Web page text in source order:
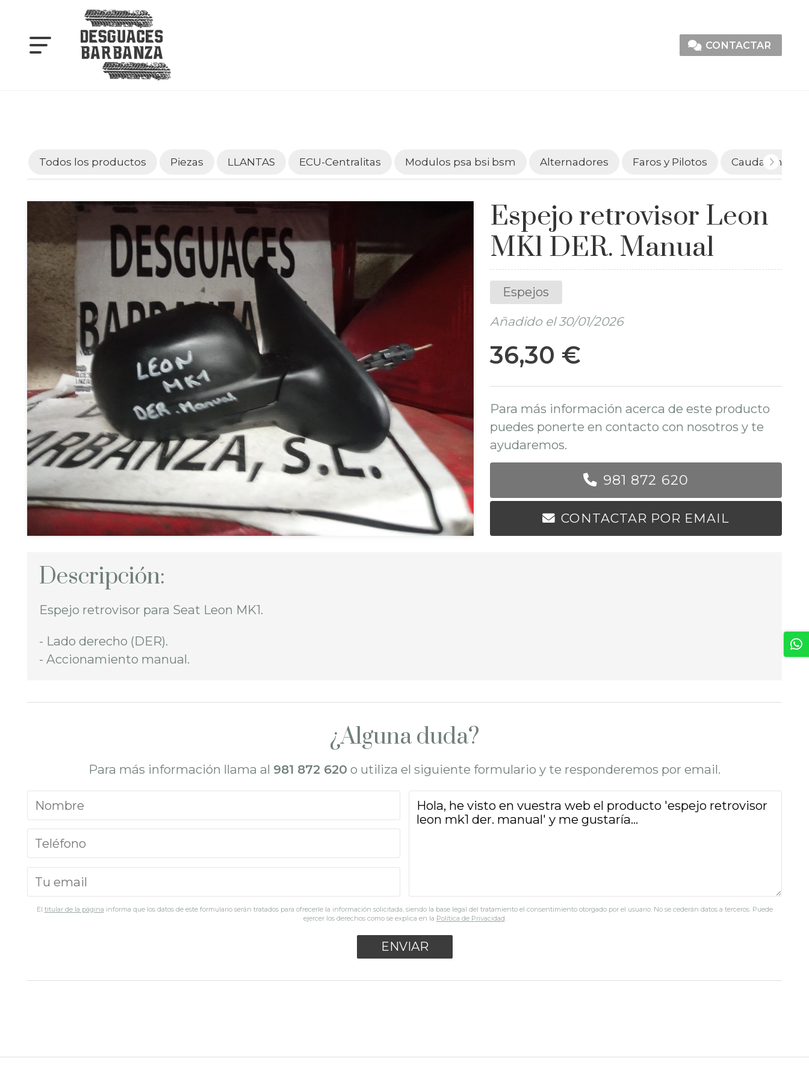
CONTACTAR
Todos los productos Piezas LLANTAS ECU-Centralitas Modulos psa bsi bsm Alternadores Faros y Pilotos Caudalímetros
Espejo retrovisor Leon
MK1 DER. Manual
Espejos
Añadido el 30/01/2026
36,30 €
Para más información acerca de este producto
puedes ponerte en contacto con nosotros y te
ayudaremos.
981 872 620
CONTACTAR POR EMAIL
Descripción:
Espejo retrovisor para Seat Leon MK1.
- Lado derecho (DER).
- Accionamiento manual.
¿Alguna duda?
Para más información llama al 981 872 620 o utiliza el siguiente formulario y te responderemos por email.
El titular de la página informa que los datos de este formulario serán tratados para ofrecerle la información solicitada, siendo la base legal del tratamiento el consentimiento otorgado por el usuario. No se cederán datos a terceros. Puede
ejercer los derechos como se explica en la Política de Privacidad.